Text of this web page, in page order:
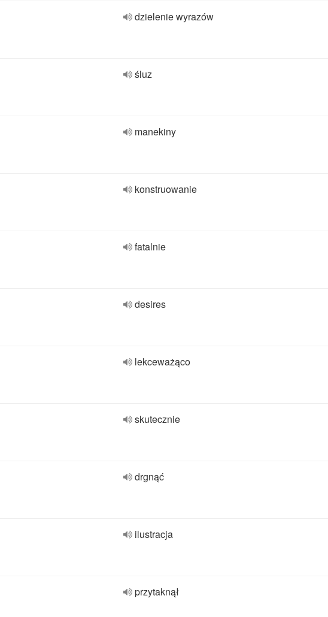
dzielenie wyrazów
śluz
manekiny
konstruowanie
fatalnie
desires
lekceważąco
skutecznie
drgnąć
ilustracja
przytaknął